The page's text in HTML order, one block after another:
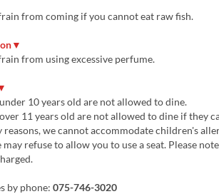
from coming if you cannot eat raw fish.
from using excessive perfume.
10 years old are not allowed to dine.
11 years old are not allowed to dine if they
reasons, we cannot accommodate children's
may refuse to allow you to use a seat. Please
by phone: 075-746-3020